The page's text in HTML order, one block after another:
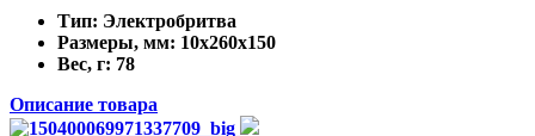
Тип: Электробритва
Размеры, мм: 10x260x150
Вес, г: 78
Описание товара